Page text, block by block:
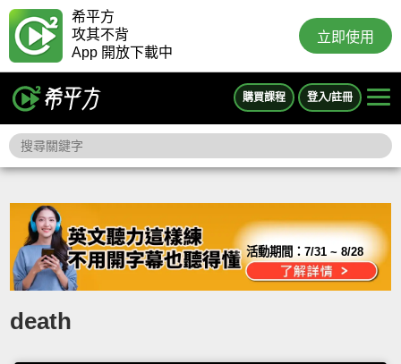
希平方
攻其不背
App 開放下載中
立即使用
購買課程 登入/註冊
活動期間：7/31 ~ 8/28
death